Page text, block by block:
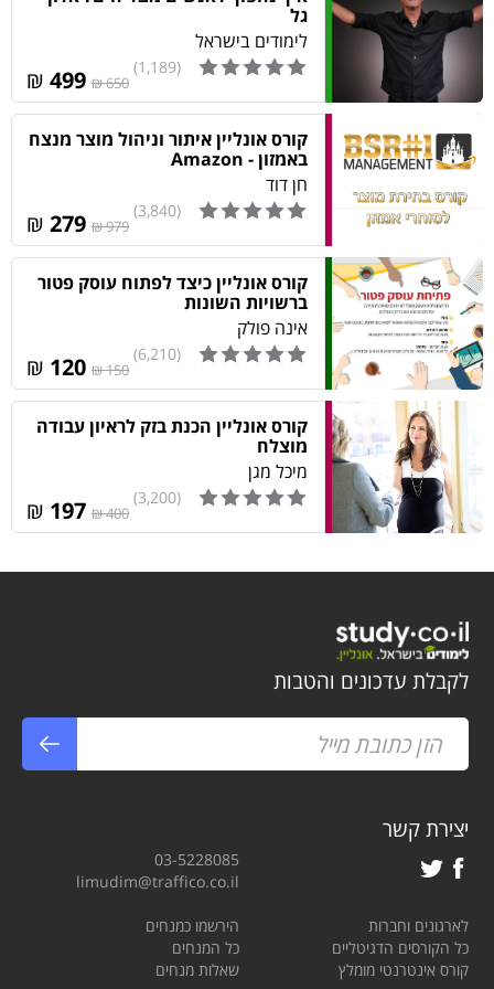
גל
לימודים בישראל
(1,189)
650 ₪
₪
קורס אונליין איתור וניהול מוצר מנצח
באמזון - Amazon
חן דוד
(3,840)
979 ₪
₪
קורס אונליין כיצד לפתוח עוסק פטור
ברשויות השונות
אינה פולק
(6,210)
150 ₪
₪
קורס אונליין הכנת בזק לראיון עבודה
מוצלח
מיכל מגן‎
(3,200)
400 ₪
₪
לקבלת עדכונים והטבות
יצירת קשר
03-5228085
limudim@traffico.co.il
לארגונים וחברות
כל הקורסים הדגיטליים
קורס אינטרנטי מומלץ
הירשמו כמנחים
כל המנחים
שאלות מנחים